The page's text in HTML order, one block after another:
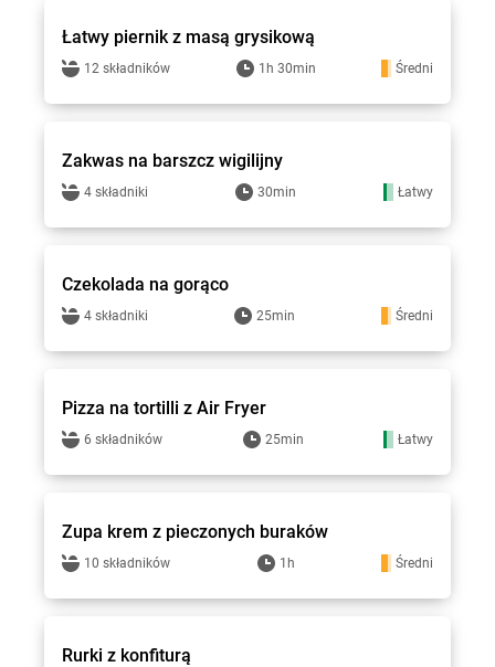
Łatwy piernik z masą grysikową
12 składników 1h 30min Średni
Smakowite Dania
Zakwas na barszcz wigilijny
4 składniki 30min Łatwy
Smakowite Dania
Czekolada na gorąco
4 składniki 25min Średni
Smakowite Dania
Pizza na tortilli z Air Fryer
6 składników 25min Łatwy
Smakowite Dania
Zupa krem z pieczonych buraków
10 składników 1h Średni
Smakowite Dania
Rurki z konfiturą